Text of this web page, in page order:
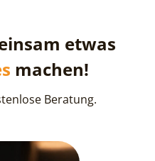
etwas
machen!
Beratung.